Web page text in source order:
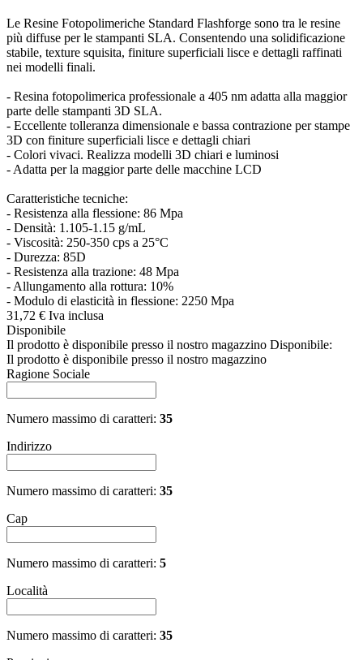
Le Resine Fotopolimeriche Standard Flashforge sono tra le resine
più diffuse per le stampanti SLA. Consentendo una solidificazione
stabile, texture squisita, finiture superficiali lisce e dettagli raffinati
nei modelli finali.
- Resina fotopolimerica professionale a 405 nm adatta alla maggior
parte delle stampanti 3D SLA.
- Eccellente tolleranza dimensionale e bassa contrazione per stampe
3D con finiture superficiali lisce e dettagli chiari
- Colori vivaci. Realizza modelli 3D chiari e luminosi
- Adatta per la maggior parte delle macchine LCD
Caratteristiche tecniche:
- Resistenza alla flessione: 86 Mpa
- Densità: 1.105-1.15 g/mL
- Viscosità: 250-350 cps a 25°C
- Durezza: 85D
- Resistenza alla trazione: 48 Mpa
- Allungamento alla rottura: 10%
- Modulo di elasticità in flessione: 2250 Mpa
31,72 € Iva inclusa
Disponibile
Il prodotto è disponibile presso il nostro magazzino Disponibile:
Il prodotto è disponibile presso il nostro magazzino
Ragione Sociale
Numero massimo di caratteri: 35
Indirizzo
Numero massimo di caratteri: 35
Cap
Numero massimo di caratteri: 5
Località
Numero massimo di caratteri: 35